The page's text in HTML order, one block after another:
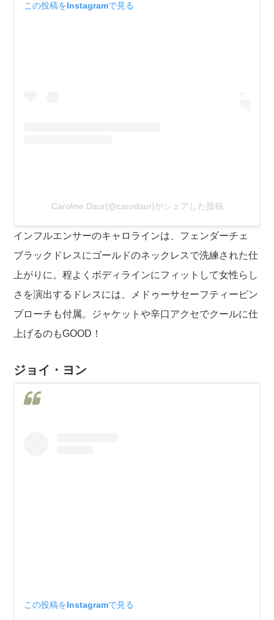
この投稿をInstagramで見る
Caroline Daur(@carodaur)がシェアした投稿
インフルエンサーのキャロラインは、フェンダーチェ
ブラックドレスにゴールドのネックレスで洗練された仕
上がりに。程よくボディラインにフィットして女性らし
さを演出するドレスには、メドゥーサセーフティーピン
ブローチも付属。ジャケットや辛口アクセでクールに仕
上げるのもGOOD！
ジョイ・ヨン
この投稿をInstagramで見る